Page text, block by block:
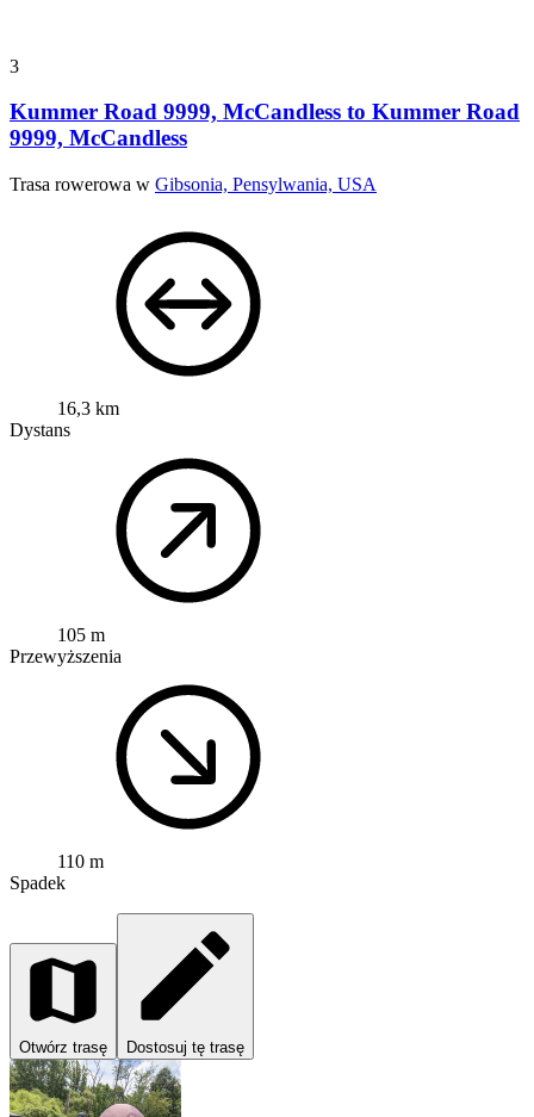
3
Kummer Road 9999, McCandless to Kummer Road
9999, McCandless
Trasa rowerowa w Gibsonia, Pensylwania, USA
16,3 km
Dystans
105 m
Przewyższenia
110 m
Spadek
Otwórz trasę Dostosuj tę trasę